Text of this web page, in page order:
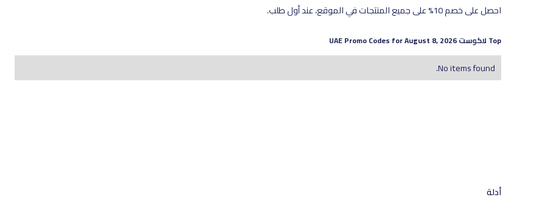
احصل على خصم 10% على جميع المنتجات في الموقع، عند أول طلب.
Top لاكوستAugust 8, 2026
No items found.
أدلة